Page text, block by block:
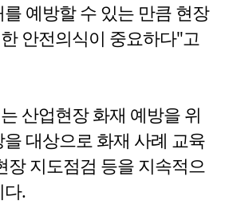
예방할 수 있는 만큼 현장
안전의식이 중요하다"고
산업현장 화재 예방을 위
대상으로 화재 사례 교육
장 지도점검 등을 지속적으
다.